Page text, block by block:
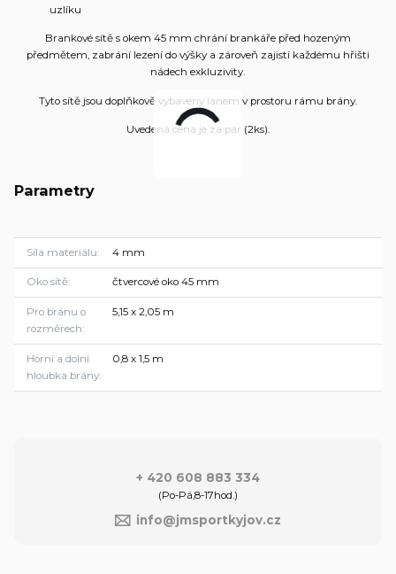
uzlíku
Brankové sítě s okem 45 mm chrání brankáře před hozeným
předmětem, zabrání lezení do výšky a zároveň zajistí každému hřišti
nádech exkluzivity.
Tyto sítě jsou doplňkově vybaveny lanem v prostoru rámu brány.
Uvedená cena je za pár (2ks).
Parametry
Síla materiálu 4 mm
Oko sítě čtvercové oko 45 mm
Pro bránu o
rozměrech
5,15 x 2,05 m
Horní a dolní
hloubka brány
0,8 x 1,5 m
+ 420 608 883 334
(Po-Pá,8-17hod.)
info@jmsportkyjov.cz